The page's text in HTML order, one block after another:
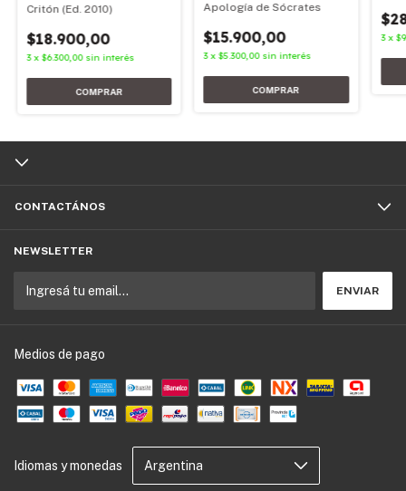
Critón (Ed. 2010)
$18.900,00
3 x $6.300,00 sin interés
Apología de Sócrates
$15.900,00
3 x$5.300,00 sin interés
3 x
CONTACTÁNOS
NEWSLETTER
Medios de pago
Idiomas y monedas